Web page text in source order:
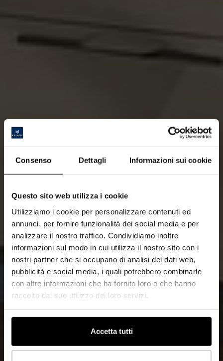
Consenso Dettagli Informazioni sui cookie
Questo sito web utilizza i cookie
Utilizziamo i cookie per personalizzare contenuti ed
annunci, per fornire funzionalità dei social media e per
analizzare il nostro traffico. Condividiamo inoltre
informazioni sul modo in cui utilizza il nostro sito con i
nostri partner che si occupano di analisi dei dati web,
pubblicità e social media, i quali potrebbero combinarle
con altre informazioni che ha fornito loro o che hanno
raccolto dal suo utilizzo dei loro servizi.
Accetta tutti